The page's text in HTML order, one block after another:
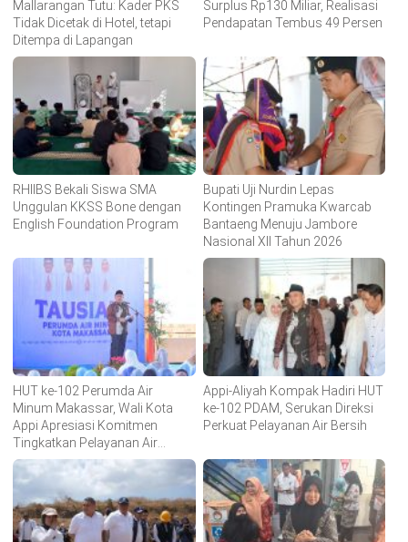
Mallarangan Tutu: Kader PKS
Tidak Dicetak di Hotel, tetapi
Ditempa di Lapangan
Surplus Rp130 Miliar, Realisasi
Pendapatan Tembus 49 Persen
RHIIBS Bekali Siswa SMA
Unggulan KKSS Bone dengan
English Foundation Program
Bupati Uji Nurdin Lepas
Kontingen Pramuka Kwarcab
Bantaeng Menuju Jambore
Nasional XII Tahun 2026
HUT ke-102 Perumda Air
Minum Makassar, Wali Kota
Appi Apresiasi Komitmen
Tingkatkan Pelayanan Air
Bersih
Appi-Aliyah Kompak Hadiri HUT
ke-102 PDAM, Serukan Direksi
Perkuat Pelayanan Air Bersih